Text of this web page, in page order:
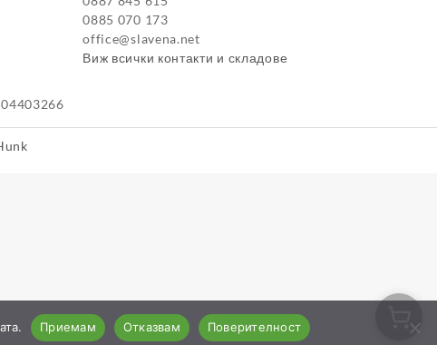
0885 070 173
office@slavena.net
Виж всички контакти и складове
Приемам Отказвам Поверителност